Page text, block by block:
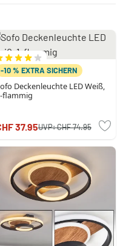
-10 % EXTRA SICHERN
Deckenleuchte LED Weiß,
flammig
37.95UVP:CHF 74.95